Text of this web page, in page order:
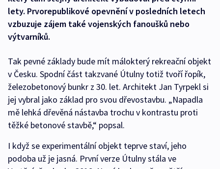
lety. Prvorepublikové opevnění v posledních letech
vzbuzuje zájem také vojenských fanoušků nebo
výtvarníků.
Tak pevné základy bude mít málokterý rekreační objekt
v Česku. Spodní část takzvané Útulny totiž tvoří řopík,
železobetonový bunkr z 30. let. Architekt Jan Tyrpekl si
jej vybral jako základ pro svou dřevostavbu. „Napadla
mě lehká dřevěná nástavba trochu v kontrastu proti
těžké betonové stavbě,“ popsal.
I když se experimentální objekt teprve staví, jeho
podoba už je jasná. První verze Útulny stála ve